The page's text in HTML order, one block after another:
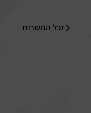
לכל המשרות